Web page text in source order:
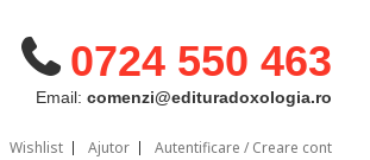
0724 550 463
Email: comenzi@edituradoxologia.ro
Wishlist Ajutor Autentificare / Creare cont